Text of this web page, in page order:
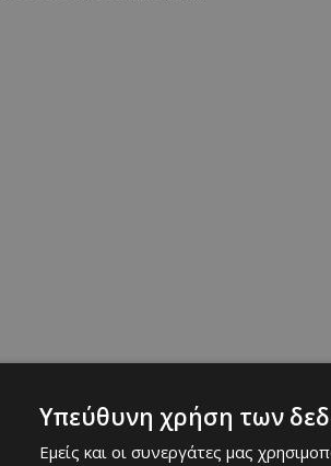
1938, αναστέλλει την λειτουργία
Υπεύθυνη χρήση των
Εμείς και οι συνεργάτες μας